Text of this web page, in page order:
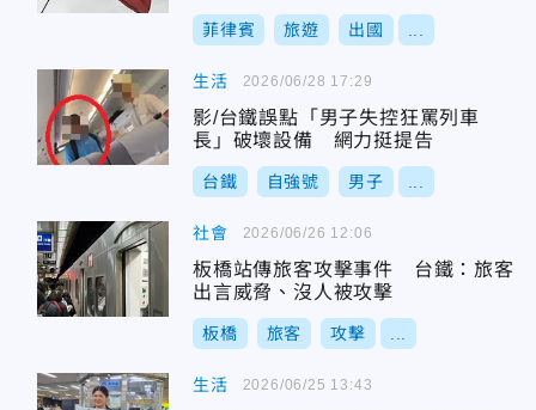
問題
菲律賓 旅遊 出國
生活
影/台鐵誤點「男子失控狂罵列車
長」破壞設備 網力挺提告
台鐵 自強號 男子
2026/06/28 17:29
社會
板橋站傳旅客攻擊事件 台鐵：旅客
出言威脅、沒人被攻擊
板橋 旅客 攻擊
2026/06/26 12:06
生活 2026/06/25 13:43